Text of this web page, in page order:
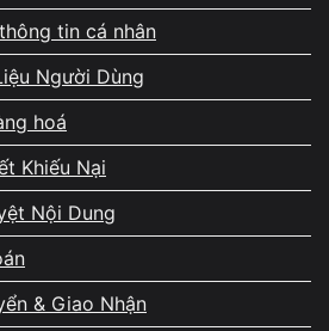
tăng
hoặc màn hình độ phân giải cao
hơn
ứng
thể sửa
thể cần 1–2 ngày.
tin cá nhân
Người Dùng
hoá
Khiếu Nại
Nội Dung
& Giao Nhận